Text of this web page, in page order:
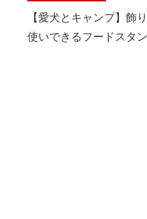
【愛犬とキャンプ】飾
使いできるフードスタ